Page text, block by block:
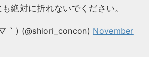
絶対に折れないでください。
` ) (@shiori_concon) November